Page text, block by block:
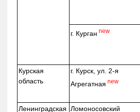
г. Курган new
Курская
область
г. Курск, ул. 2-я
Агрегатная new
Ленинградская Ломоносовский